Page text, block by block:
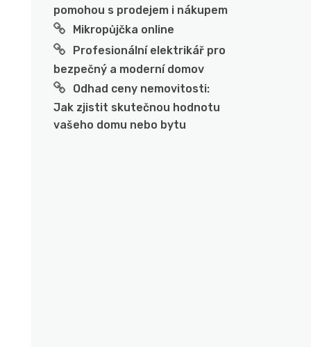
pomohou s prodejem i nákupem
Mikropůjčka online
Profesionální elektrikář pro
bezpečný a moderní domov
Odhad ceny nemovitosti:
Jak zjistit skutečnou hodnotu
vašeho domu nebo bytu